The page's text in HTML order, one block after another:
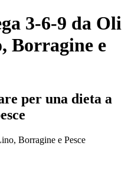
3-6-9 da Oli
Borragine e
per una dieta a
Borragine e Pesce